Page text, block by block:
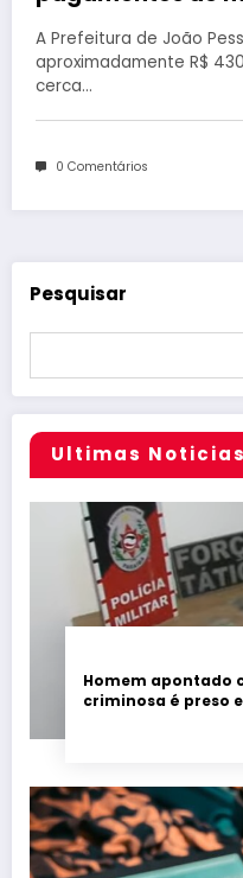
A Prefeitura de João
aproximadamente R$
cerca…
0 Comentários
Pesquisar
Ultimas Noticias
Homem apontado
criminosa é preso